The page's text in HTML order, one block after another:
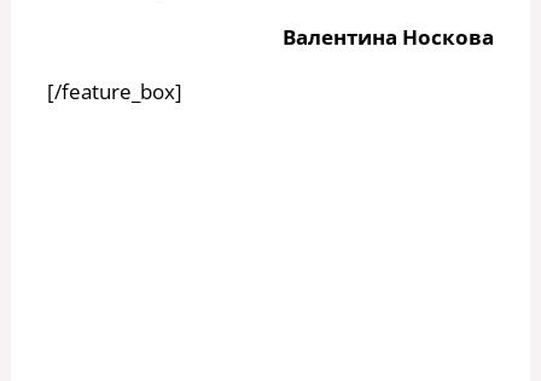
Валентина Носкова
[/feature_box]